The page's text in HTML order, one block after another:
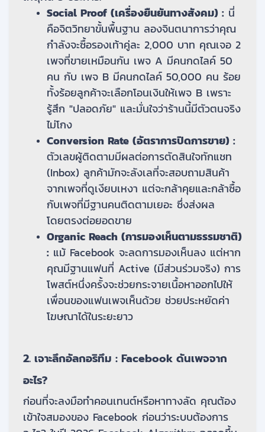
Social Proof (เครื่องยืนยันทางสังคม) : นี่
คือจิตวิทยาขั้นพื้นฐาน ลองจินตนาการว่าคุณ
กำลังจะซื้อรองเท้าคู่ละ 2,000 บาท คุณเจอ 2
เพจที่ขายเหมือนกัน เพจ A มีคนกดไลค์ 50
คน กับ เพจ B มีคนกดไลค์ 50,000 คน ร้อย
ทั้งร้อยลูกค้าจะเลือกโอนเงินให้เพจ B เพราะ
รู้สึก "ปลอดภัย" และมั่นใจว่าร้านนี้มีตัวตนจริง
ไม่โกง
Conversion Rate (อัตราการปิดการขาย) :
ตัวเลขผู้ติดตามมีผลต่อการตัดสินใจทักแชท
(Inbox) ลูกค้ามักจะลังเลที่จะสอบถามสินค้า
จากเพจที่ดูเงียบเหงา แต่จะกล้าคุยและกล้าซื้อ
กับเพจที่มีฐานคนติดตามเยอะ ซึ่งส่งผล
โดยตรงต่อยอดขาย
Organic Reach (การมองเห็นตามธรรมชาติ)
: แม้ Facebook จะลดการมองเห็นลง แต่หาก
คุณมีฐานแฟนที่ Active (มีส่วนร่วมจริง) การ
โพสต์หนึ่งครั้งจะช่วยกระจายเนื้อหาออกไปให้
เพื่อนของแฟนเพจเห็นด้วย ช่วยประหยัดค่า
โฆษณาได้ในระยะยาว
2. เจาะลึกอัลกอริทึม : Facebook ดันเพจจาก
อะไร?
ก่อนที่จะลงมือทำคอนเทนต์หรือหาทางลัด คุณต้อง
เข้าใจสมองของ Facebook ก่อนว่าระบบต้องการ